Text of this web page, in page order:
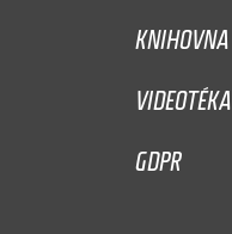
KNIHOVNA
VIDEOTÉKA
GDPR